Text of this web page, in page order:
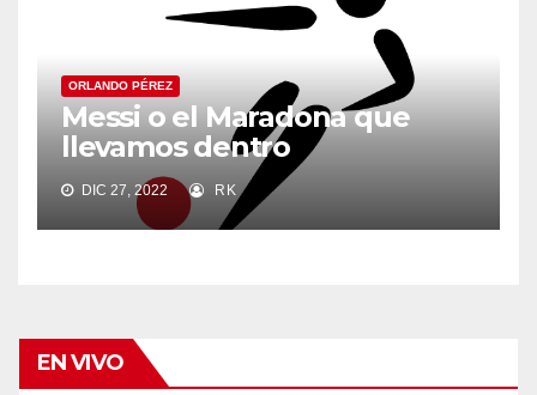
ORLANDO PÉREZ
Messi o el Maradona que
llevamos dentro
DIC 27, 2022 RK
EN VIVO